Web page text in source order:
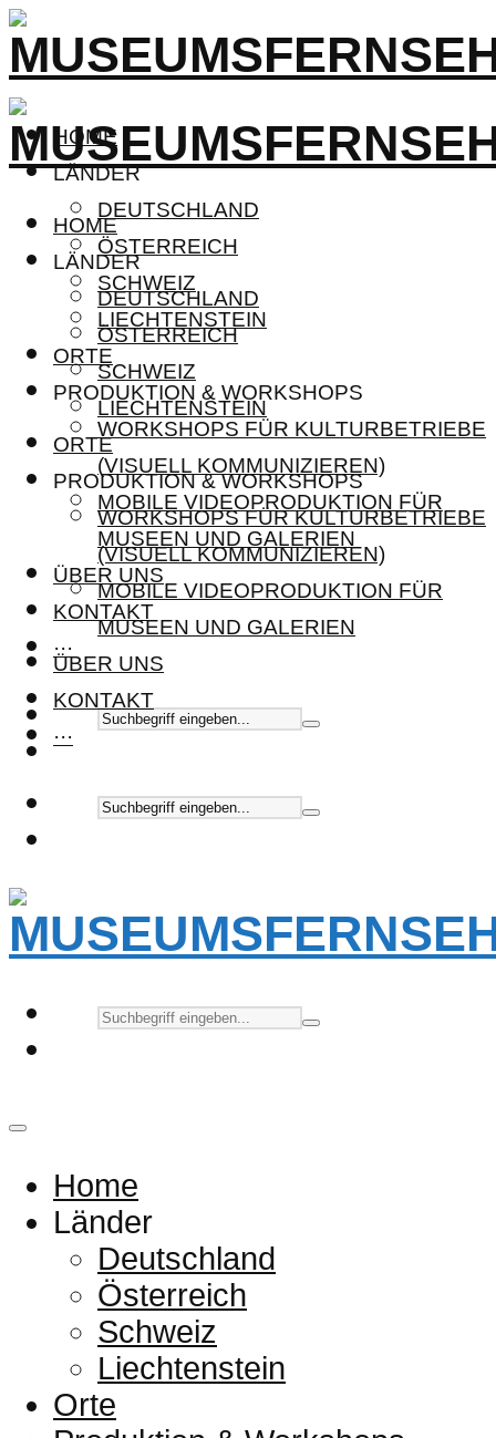
HOME
LÄNDER
DEUTSCHLAND
ÖSTERREICH
SCHWEIZ
LIECHTENSTEIN
ORTE
PRODUKTION & WORKSHOPS
WORKSHOPS FÜR KULTURBETRIEBE
(VISUELL KOMMUNIZIEREN)
MOBILE VIDEOPRODUKTION FÜR
MUSEEN UND GALERIEN
ÜBER UNS
KONTAKT
···
HOME
LÄNDER
DEUTSCHLAND
ÖSTERREICH
SCHWEIZ
LIECHTENSTEIN
ORTE
PRODUKTION & WORKSHOPS
WORKSHOPS FÜR KULTURBETRIEBE
(VISUELL KOMMUNIZIEREN)
MOBILE VIDEOPRODUKTION FÜR
MUSEEN UND GALERIEN
ÜBER UNS
KONTAKT
···
Home
Länder
Deutschland
Österreich
Schweiz
Liechtenstein
Orte